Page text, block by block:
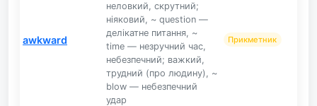
awkward
неловкий, скрутний;
ніяковий, ~ question —
делікатне питання, ~
time — незручний час,
небезпечний; важкий,
трудний (про людину), ~
blow — небезпечний
удар
Прикметник